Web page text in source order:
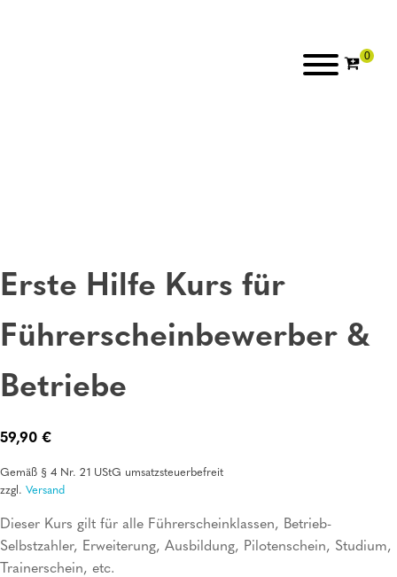
Erste Hilfe Kurs für
Führerscheinbewerber &
Betriebe
59,90 €
Gemäß § 4 Nr. 21 UStG umsatzsteuerbefreit
zzgl. Versand
Dieser Kurs gilt für alle Führerscheinklassen, Betrieb-
Selbstzahler, Erweiterung, Ausbildung, Pilotenschein, Studium,
Trainerschein, etc.